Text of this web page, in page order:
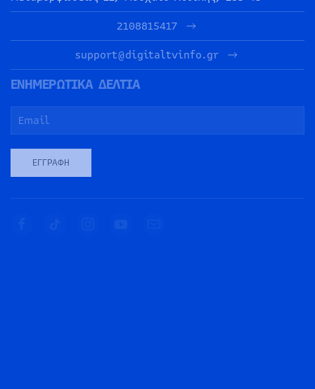
2108815417
support@digitaltvinfo.gr
ΕΝΗΜΕΡΩΤΙΚΑ ΔΕΛΤΙΑ
ΕΓΓΡΑΦΉ